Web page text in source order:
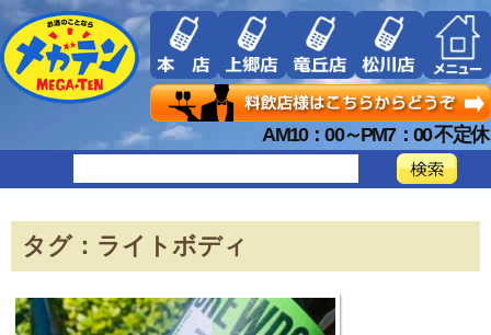
AM10：00～PM7：00 不定休
タグ：ライトボディ